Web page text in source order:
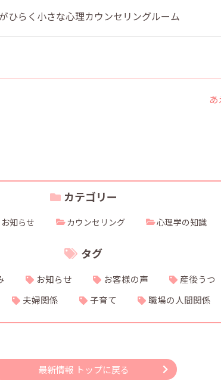
ひらく小さな心理カウンセリングルーム
カテゴリー
お知らせ カウンセリング 心理学の知識
タグ
お知らせ お客様の声 産後うつ
夫婦関係 子育て 職場の人間関係
最新情報 トップに戻る